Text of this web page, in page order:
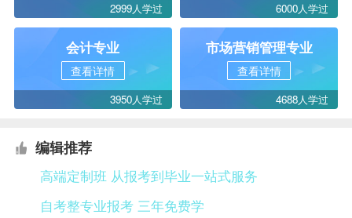
2999人学过 6000人学过
会计专业
查看详情
3950人学过
市场营销管理专业
查看详情
4688人学过
编辑推荐
高端定制班 从报考到毕业一站式服务
自考整专业报考 三年免费学